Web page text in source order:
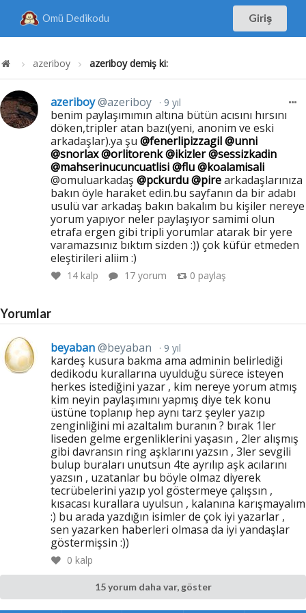
Omü Dedikodu Giriş
azeriboy azeriboy demiş ki:
azeriboy@azeriboy 9 yıl
benim paylaşımımın altına bütün acısını hırsını
döken,tripler atan bazı(yeni, anonim ve eski
arkadaşlar).ya şu@fenerlipizzagil@unni
@snorlax@orlitorenk@ikizler@sessizkadin
@mahserinucuncuatlisi@flu@koalamisali
@omuluarkadaş@pckurdu@pirearkadaşlarınıza
bakın öyle haraket edin.bu sayfanın da bir adabı
usulü var arkadaş bakın bakalım bu kişiler nereye
yorum yapıyor neler paylaşıyor samimi olun
etrafa ergen gibi tripli yorumlar atarak bir yere
varamazsınız bıktım sizden :)) çok küfür etmeden
eleştirileri aliim :)
14kalp 17 yorum 0 paylaş
Yorumlar
beyaban@beyaban 9 yıl
kardeş kusura bakma ama adminin belirlediği
dedikodu kurallarına uyulduğu sürece isteyen
herkes istediğini yazar , kim nereye yorum atmış
kim neyin paylaşımını yapmış diye tek konu
üstüne toplanıp hep aynı tarz şeyler yazıp
zenginliğini mi azaltalım buranın ? bırak 1ler
liseden gelme ergenliklerini yaşasın , 2ler alışmış
gibi davransın ring aşklarını yazsın , 3ler sevgili
bulup buraları unutsun 4te ayrılıp aşk acılarını
yazsın , uzatanlar bu böyle olmaz diyerek
tecrübelerini yazıp yol göstermeye çalışsın ,
kısacası kurallara uyulsun , kalanına karışmayalım
:) bu arada yazdığın isimler de çok iyi yazarlar ,
sen yazarken haberleri olmasa da iyi yandaşlar
göstermişsin :))
0 kalp
15 yorum daha var, göster